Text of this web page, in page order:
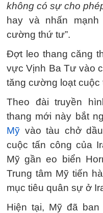
không có sự cho
hay và nhấn mạnh
cường thứ tư”.
Đợt leo thang căng
vực Vịnh Ba Tư vào
tăng cường loạt cuộc
Theo đài truyền
thang mới này bắt
Mỹ vào tàu chở
cuộc tấn công của
Mỹ gần eo biển
Trung tâm Mỹ tiến
mục tiêu quân sự ở
Hiện tại, Mỹ đã